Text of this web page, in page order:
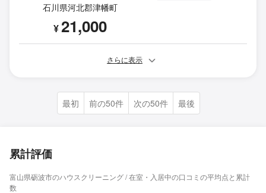
石川県河北郡津幡町
¥21,000
さらに表示
最初 前の50件 次の50件 最後
累計評価
富山県砺波市のハウスクリーニング / 在室・入居中の口コミの平均点と累計
数